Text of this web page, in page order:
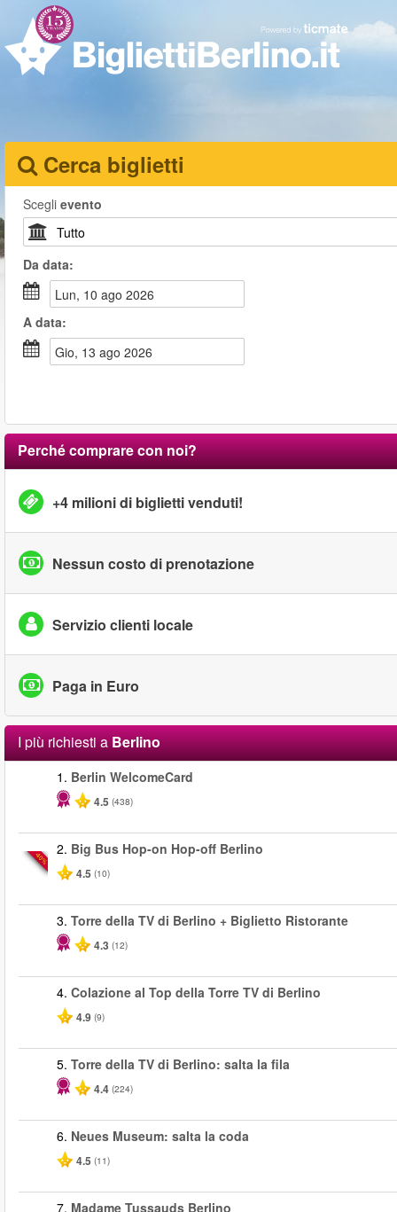
Cerca biglietti
Scegli evento
Da data:
lun, 10 ago 2026
A data:
gio, 13 ago 2026
Perché comprare con noi?
+4 milioni di biglietti venduti!
Nessun costo di prenotazione
Servizio clienti locale
Paga in Euro
I più richiesti aBerlino
1. Berlin WelcomeCard
4.5 (438)
-40%
2. Big Bus Hop-on Hop-off Berlino
4.5 (10)
3. Torre della TV di Berlino + Biglietto Ristorante
4.3 (12)
4. Colazione al Top della Torre TV di Berlino
4.9 (9)
5. Torre della TV di Berlino: salta la fila
4.4 (224)
6. Neues Museum: salta la coda
4.5 (11)
7. Madame Tussauds Berlino